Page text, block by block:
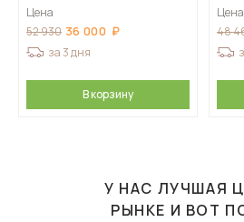
Цена
52 930 36 000
за 3 дня
В корзину
Цена
48
У НАС ЛУЧШАЯ
РЫНКЕ И ВОТ